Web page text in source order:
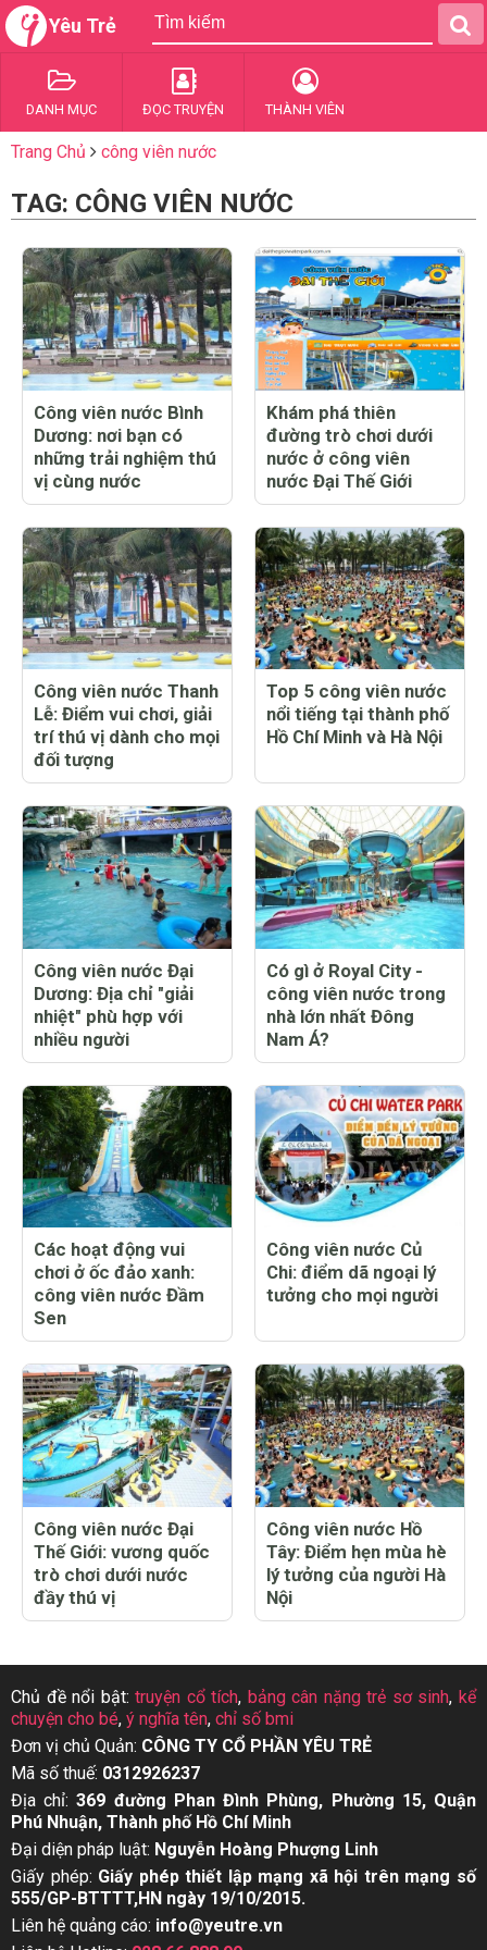
Yêu Trẻ
DANH MỤC ĐỌC TRUYỆN THÀNH VIÊN
Trang Chủ công viên nước
TAG: CÔNG VIÊN NƯỚC
Công viên nước Bình
Dương: nơi bạn có
những trải nghiệm thú
vị cùng nước
Khám phá thiên
đường trò chơi dưới
nước ở công viên
nước Đại Thế Giới
Công viên nước Thanh
Lễ: Điểm vui chơi, giải
trí thú vị dành cho mọi
đối tượng
Top 5 công viên nước
nổi tiếng tại thành phố
Hồ Chí Minh và Hà Nội
Công viên nước Đại
Dương: Địa chỉ "giải
nhiệt" phù hợp với
nhiều người
Có gì ở Royal City -
công viên nước trong
nhà lớn nhất Đông
Nam Á?
Các hoạt động vui
chơi ở ốc đảo xanh:
công viên nước Đầm
Sen
Công viên nước Củ
Chi: điểm dã ngoại lý
tưởng cho mọi người
Công viên nước Đại
Thế Giới: vương quốc
trò chơi dưới nước
đầy thú vị
Công viên nước Hồ
Tây: Điểm hẹn mùa hè
lý tưởng của người Hà
Nội
Chủ đề nổi bật:truyện cổ tích, bảng cân nặng trẻ sơ sinh,kể
chuyện cho bé, ý nghĩa tên, chỉ số bmi
Đơn vị chủ Quản: CÔNG TY CỔ PHẦN YÊU TRẺ
Mã số thuế: 0312926237
Địa chỉ:369 đường Phan Đình Phùng, Phường 15, Quận
Phú Nhuận, Thành phố Hồ Chí Minh
Đại diện pháp luật: Nguyễn Hoàng Phượng Linh
Giấy phép: Giấy phép thiết lập mạng xã hội trên mạng số
555/GP-BTTTT,HN ngày 19/10/2015.
Liên hệ quảng cáo: info@yeutre.vn